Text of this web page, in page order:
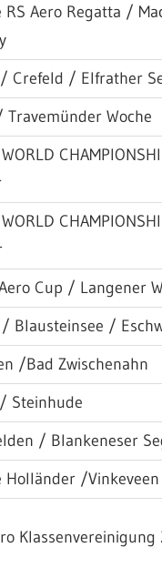
Aero Regatta /
Crefeld / Elfrather
Travemünder Woche
Cup / Langener
Blausteinsee /
/Bad Zwischenahn
Steinhude
/ Blankeneser
Holländer /Vinkeveen
Klassenvereinigung